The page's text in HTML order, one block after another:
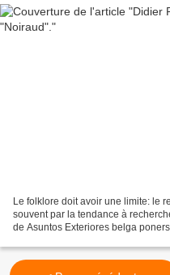
Le folklore doit avoir une limite: le
souvent par la tendance à
de Asuntos Exteriores belga